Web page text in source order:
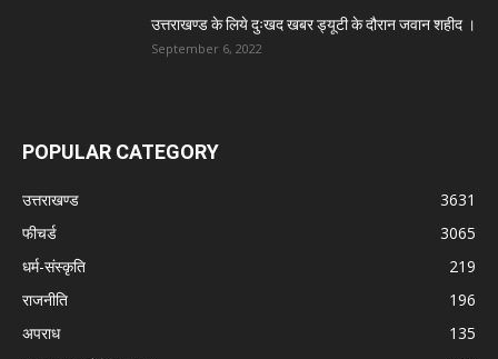
उत्तराखण्ड के लिये दुःखद खबर ड्यूटी के दौरान जवान शहीद ।
September 6, 2022
POPULAR CATEGORY
उत्तराखण्ड
3631
फीचर्ड
3065
धर्म-संस्कृति
219
राजनीति
196
अपराध
135